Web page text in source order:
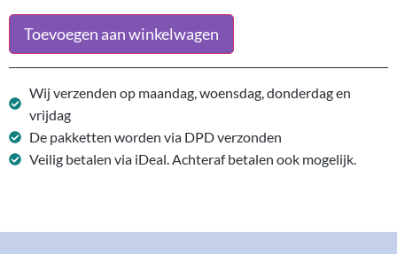
Toevoegen aan winkelwagen
Wij verzenden op maandag, woensdag, donderdag en
vrijdag
De pakketten worden via DPD verzonden
Veilig betalen via iDeal. Achteraf betalen ook mogelijk.